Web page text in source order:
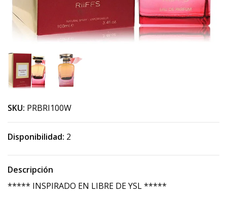
SKU: PRBRI100W
Disponibilidad: 2
Descripción
***** INSPIRADO EN LIBRE DE YSL *****